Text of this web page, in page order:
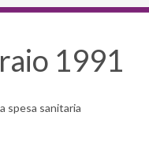
1991
spesa sanitaria